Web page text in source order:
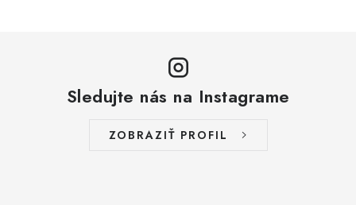
Sledujte nás na Instagrame
ZOBRAZIŤ PROFIL